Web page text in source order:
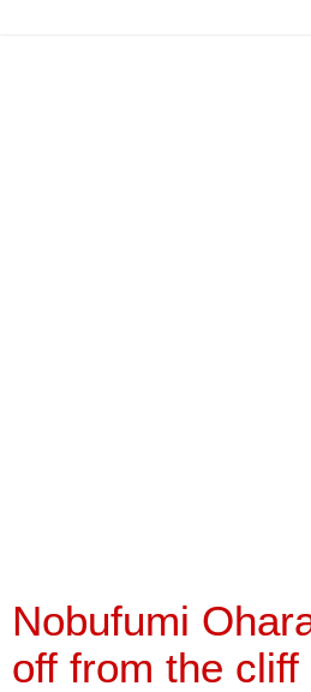
Nobufumi
off from the